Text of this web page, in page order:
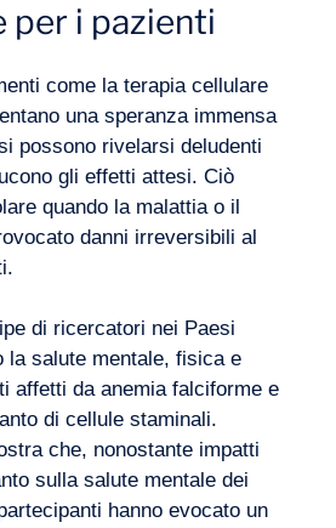
per i pazienti
come la terapia cellulare
una speranza immensa
possono rivelarsi deludenti
gli effetti attesi. Ciò
quando la malattia o il
danni irreversibili al
di ricercatori nei Paesi
la salute mentale, fisica e
affetti da anemia falciforme e
di cellule staminali.
che, nonostante impatti
sulla salute mentale dei
hanno evocato un